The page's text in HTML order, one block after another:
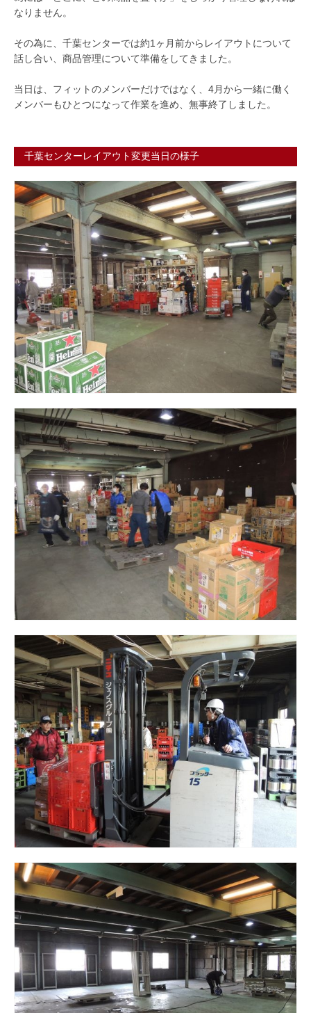
なりません。
その為に、千葉センターでは約1ヶ月前からレイアウトについて
話し合い、商品管理について準備をしてきました。
当日は、フィットのメンバーだけではなく、4月から一緒に働く
メンバーもひとつになって作業を進め、無事終了しました。
千葉センターレイアウト変更当日の様子